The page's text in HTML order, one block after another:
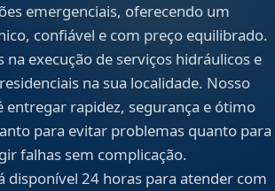
emergenciais, oferecendo um
confiável e com preço equilibrado.
na execução de serviços hidráulicos e
na sua localidade. Nosso
entregar rapidez, segurança e ótimo
para evitar problemas quanto para
falhas sem complicação.
disponível 24 horas para atender com